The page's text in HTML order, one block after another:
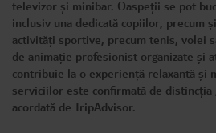
televizor și minibar. Oaspeții se pot
inclusiv una dedicată copiilor, precum
activități sportive, precum tenis, volei
de animație profesionist organizate și
contribuie la o experiență relaxantă și
serviciilor este confirmată de distincția
acordată de TripAdvisor.